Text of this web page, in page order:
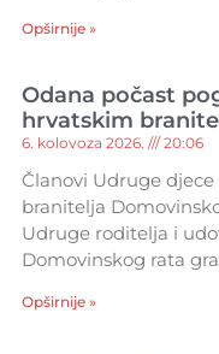
Opširnije »
Odana počast
hrvatskim
6. kolovoza 2026. 20:06
Članovi Udruge
branitelja
Udruge roditelja i
Domovinskog rata
Opširnije »